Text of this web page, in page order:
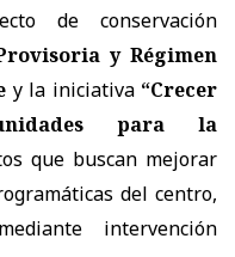
de conservación
y Régimen
y la iniciativa “Crecer
para la
que buscan mejorar
del centro,
intervención